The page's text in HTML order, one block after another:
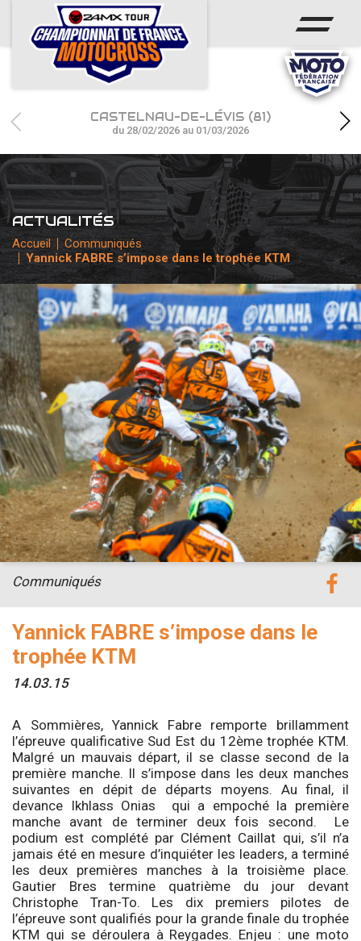
ACCUEIL
ACTUS
CALENDRIER
RÉSULTATS
PHOTOS / WEB TV
CHAMPIONNAT
PARTENAIRES
accéder à la billetterie
CASTELNAU-DE-LÉVIS (81)
du 28/02/2026 au 01/03/2026
ACTUALITÉS
Accueil
Communiqués
Yannick FABRE s’impose dans le trophée KTM
Yannick FABRE s’impose dans le
trophée KTM
14.03.15
Communiqués
A Sommières, Yannick Fabre remporte brillamment
l’épreuve qualificative Sud Est du 12ème trophée KTM.
Malgré un mauvais départ, il se classe second de la
première manche. Il s’impose dans les deux manches
suivantes en dépit de départs moyens. Au final, il
devance Ikhlass Onias qui a empoché la première
manche avant de terminer deux fois second. Le
podium est complété par Clément Caillat qui, s’il n’a
jamais été en mesure d’inquiéter les leaders, a terminé
les deux premières manches à la troisième place.
Gautier Bres termine quatrième du jour devant
Christophe Tran-To. Les dix premiers pilotes de
l’épreuve sont qualifiés pour la grande finale du trophée
KTM qui se déroulera à Reygades. Enjeu : une moto